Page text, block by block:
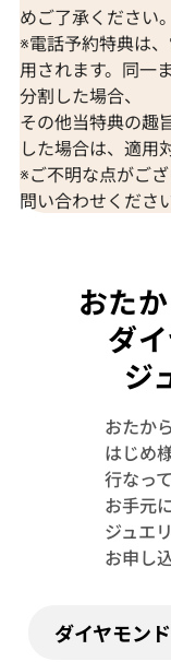
Pt･Pm900 ブラジ
ン・ダイヤモンド
参考買取価格
173,000円
2026年3月11日時
Pt･Pm900 ブラ
ン・ダイヤモン
153,000円
2025年11月10日時点
めご了承ください。
※電話予約特典は
用されます。同一
分割した場合、
その他当特典の趣
した場合は、適用
※ご不明な点がご
問い合わせくださ
おた
ダ
ジ
おたか
はじめ
行なっ
お手元
ジュエ
お申し
ダイヤモン